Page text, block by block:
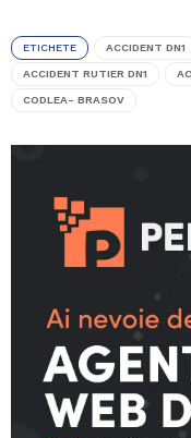
ETICHETE ACCIDENT DN1
ACCIDENT RUTIER DN1
CODLEA- BRASOV